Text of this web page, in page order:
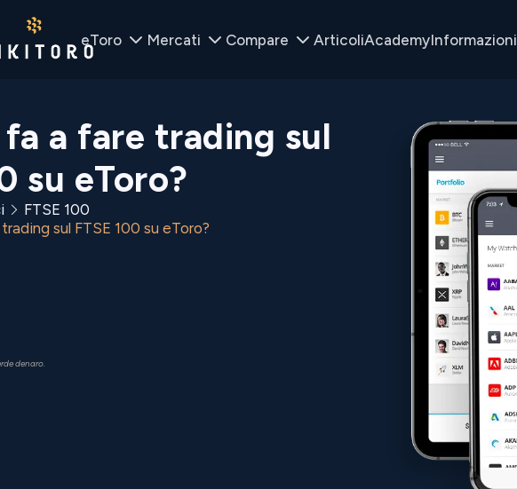
eToro Mercati Compare ArticoliAcademyInformazioni
fa a fare trading sul
su eToro?
FTSE 100
sul FTSE 100 su eToro?
denaro.